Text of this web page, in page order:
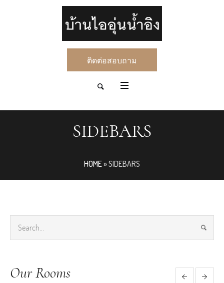
ติดต่อสอบถาม
SIDEBARS
HOME»SIDEBARS
Our Rooms